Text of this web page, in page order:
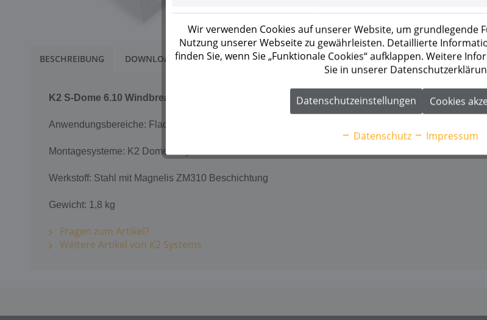
BESCHREIBUNG DOWNLOADS 1
K2 S-Dome 6.10 Windbreaker LS
Anwendungsbereiche: Flachdach
Montagesysteme: K2 Dome 6 System
Werkstoff: Stahl mit Magnelis ZM310 Beschichtung
Gewicht: 1,8 kg
Fragen zum Artikel?
Weitere Artikel von K2 Systems
Wir verwenden Cookies auf unserer Website, um grundlegende
Nutzung unserer Webseite zu gewährleisten. Detaillierte
finden Sie, wenn Sie „Funktionale Cookies“ aufklappen. Weitere
Sie in unserer
Datenschutzeinstellungen Cookies
Datenschutz Impressum